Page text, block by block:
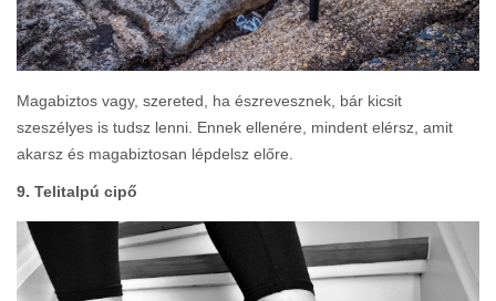
Magabiztos vagy, szereted, ha észrevesznek, bár kicsit
szeszélyes is tudsz lenni. Ennek ellenére, mindent elérsz, amit
akarsz és magabiztosan lépdelsz előre.
9. Telitalpú cipő